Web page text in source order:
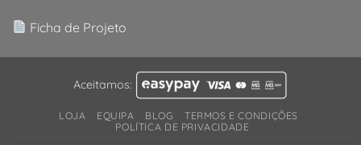
Ficha de Projeto
Aceitamos:
LOJA EQUIPA BLOG
TERMOS E CONDIÇÕES
POLÍTICA DE PRIVACIDADE